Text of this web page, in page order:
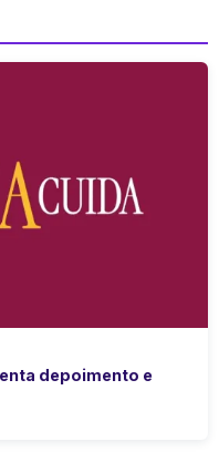
depoimento e